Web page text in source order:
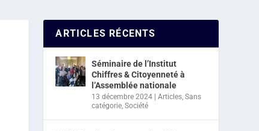
ARTICLES RÉCENTS
Séminaire de l’Institut
Chiffres & Citoyenneté à
l’Assemblée nationale
13 décembre 2024 |Articles,Sans
catégorie,Société